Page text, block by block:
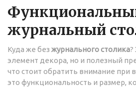
журнальный
Куда же без журнального столика?
элемент декора, но и полезный
что стоит обратить внимание при
это функциональность и размер,